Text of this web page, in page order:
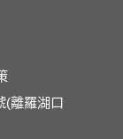
(離羅湖口